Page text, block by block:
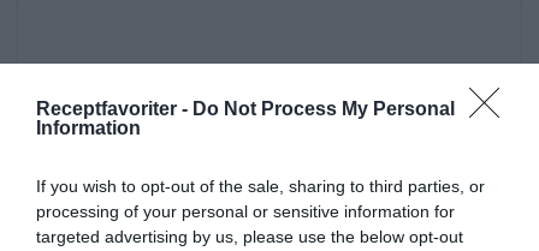
Receptfavoriter - Do Not Process My Personal
Information
If you wish to opt-out of the sale, sharing to third parties, or
processing of your personal or sensitive information for
targeted advertising by us, please use the below opt-out